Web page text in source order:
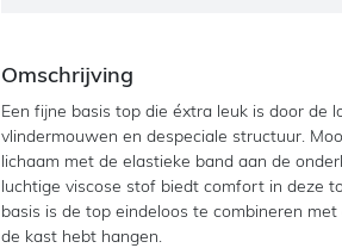
Omschrijving
Een fijne basis top die éxtra leuk is door de
vlindermouwen en despeciale structuur.
lichaam met de elastieke band aan de
luchtige viscose stof biedt comfort in deze
basis is de top eindeloos te combineren
de kast hebt hangen.